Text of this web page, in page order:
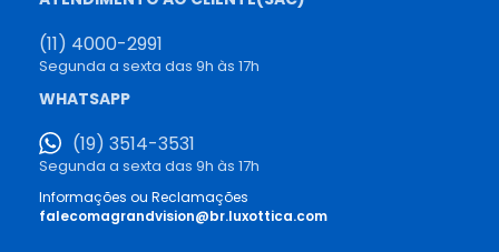
(11) 4000-2991
Segunda a sexta das 9h às 17h
WHATSAPP
(19) 3514-3531
Segunda a sexta das 9h às 17h
Informações ou Reclamações
falecomagrandvision@br.luxottica.com